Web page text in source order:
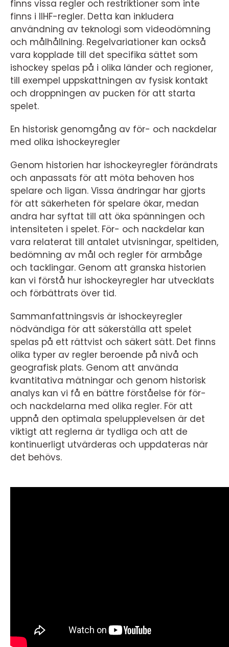
finns vissa regler och restriktioner som inte
finns i IIHF-regler. Detta kan inkludera
användning av teknologi som videodömning
och målhållning. Regelvariationer kan också
vara kopplade till det specifika sättet som
ishockey spelas på i olika länder och regioner,
till exempel uppskattningen av fysisk kontakt
och droppningen av pucken för att starta
spelet.
En historisk genomgång av för- och nackdelar
med olika ishockeyregler
Genom historien har ishockeyregler förändrats
och anpassats för att möta behoven hos
spelare och ligan. Vissa ändringar har gjorts
för att säkerheten för spelare ökar, medan
andra har syftat till att öka spänningen och
intensiteten i spelet. För- och nackdelar kan
vara relaterat till antalet utvisningar, speltiden,
bedömning av mål och regler för armbåge
och tacklingar. Genom att granska historien
kan vi förstå hur ishockeyregler har utvecklats
och förbättrats över tid.
Sammanfattningsvis är ishockeyregler
nödvändiga för att säkerställa att spelet
spelas på ett rättvist och säkert sätt. Det finns
olika typer av regler beroende på nivå och
geografisk plats. Genom att använda
kvantitativa mätningar och genom historisk
analys kan vi få en bättre förståelse för för-
och nackdelarna med olika regler. För att
uppnå den optimala spelupplevelsen är det
viktigt att reglerna är tydliga och att de
kontinuerligt utvärderas och uppdateras när
det behövs.